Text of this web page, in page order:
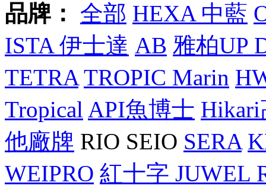
品牌： 全部 HEXA 中藍
ISTA 伊士達 AB 雅柏UP
TETRA TROPIC Marin
Tropical API魚博士
他廠牌 RIO SEIO SERA
WEIPRO 紅十字 JUWEL